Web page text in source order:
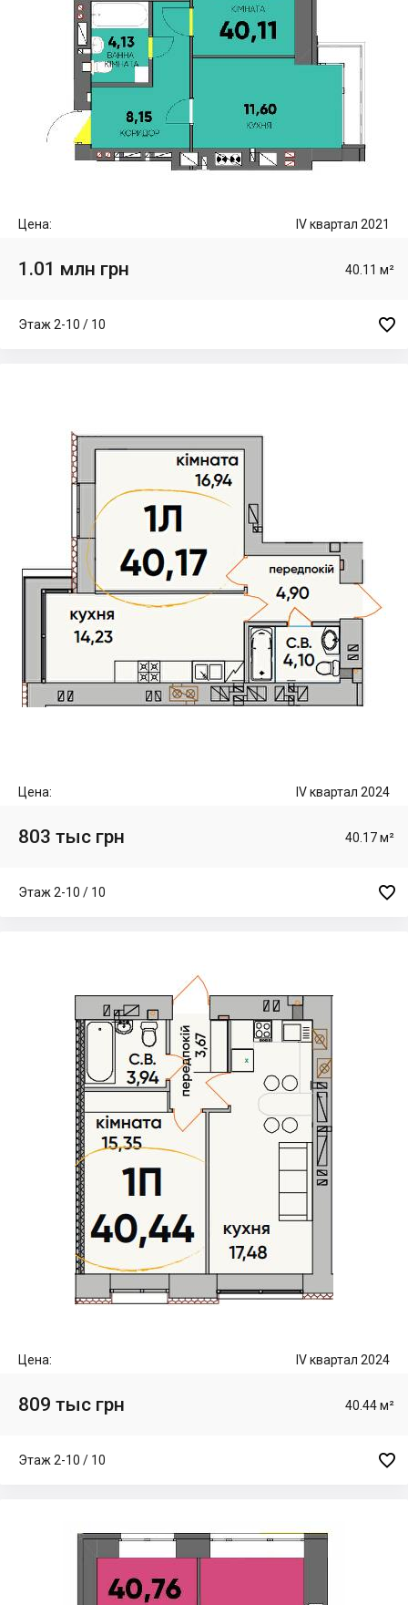
Цена: IV квартал 2021
1.01 млн грн 40.11 м²
Этаж 2-10 / 10 
Цена: IV квартал 2024
803 тыс грн 40.17 м²
Этаж 2-10 / 10 
Цена: IV квартал 2024
809 тыс грн 40.44 м²
Этаж 2-10 / 10 